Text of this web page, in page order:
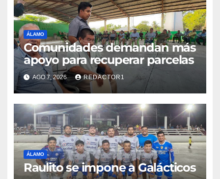
ÁLAMO
Comunidades demandan más
apoyo para recuperar parcelas
AGO 7, 2026 REDACTOR1
ÁLAMO
Raulito se impone a Galácticos